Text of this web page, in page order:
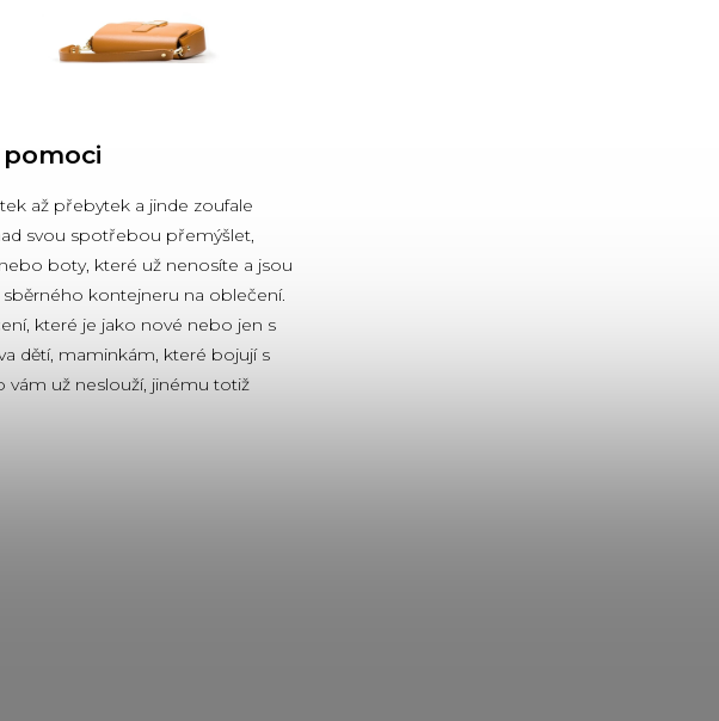
až přebytek a jinde zoufale
svou spotřebou přemýšlet,
boty, které už nenosíte a jsou
kontejneru na oblečení.
které je jako nové nebo jen s
dětí, maminkám, které bojují s
už neslouží, jinému totiž